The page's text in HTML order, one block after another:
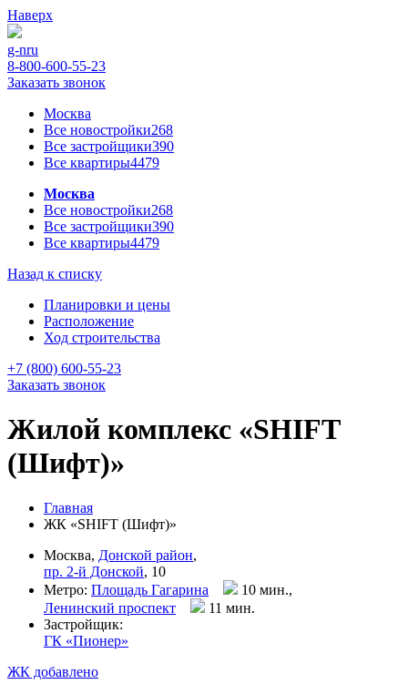
Наверх
g-nru
8-800-600-55-23
Заказать звонок
Москва
Все новостройки268
Все застройщики390
Все квартиры4479
Москва
Все новостройки268
Все застройщики390
Все квартиры4479
Назад к списку
Планировки и цены
Расположение
Ход строительства
+7 (800) 600-55-23
Заказать звонок
Жилой комплекс «SHIFT
(Шифт)»
Главная
ЖК «SHIFT (Шифт)»
Москва, Донской район,
пр. 2-й Донской, 10
Метро: Площадь Гагарина
10 мин.,
Ленинский проспект
11 мин.
Застройщик:
ГК «Пионер»
ЖК добавлено